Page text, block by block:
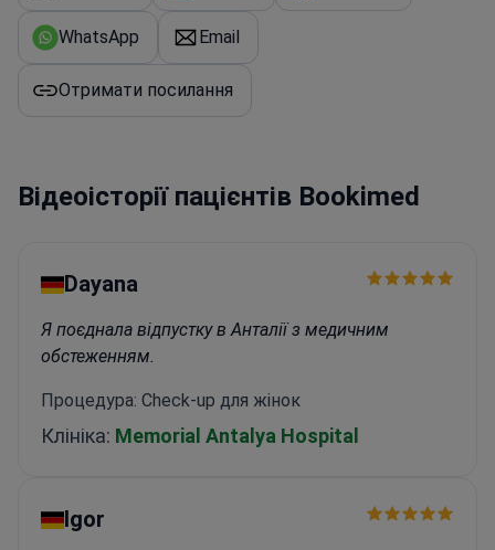
WhatsApp Email
Отримати посилання
Відеоісторії пацієнтів Bookimed
Dayana
Я поєднала відпустку в Анталії з медичним
обстеженням.
Процедура: Check-up для жінок
Клініка: Memorial Antalya Hospital
Igor